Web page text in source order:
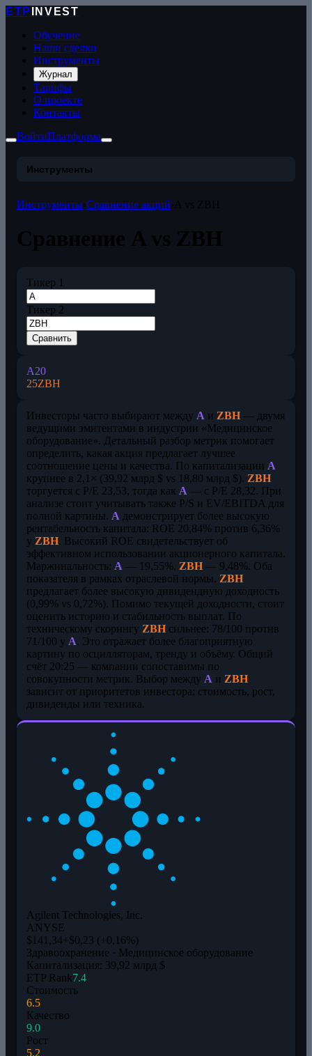
ETP
INVEST
Обучение
Наши сделки
Инструменты
Журнал
Тарифы
О проекте
Контакты
ВойтиПлатформа
Инструменты
Инструменты Сравнение акций
Тикер 1
Тикер 2
Сравнить
A20
25ZBH
Инвесторы часто выбирают между A и ZBH— двумя
ведущими эмитентами в индустрии «Медицинское
оборудование». Детальный разбор метрик помогает
определить, какая акция предлагает лучшее
соотношение цены и качества. По капитализации A
крупнее в 2,1× (39,92 млрд $ vs 18,80 млрд $). ZBH
торгуется с P/E 23,53, тогда как A — с P/E 28,32. При
анализе стоит учитывать также P/S и EV/EBITDA для
полной картины. A демонстрирует более высокую
рентабельность капитала: ROE 20,84% против 6,36%
у ZBH. Высокий ROE свидетельствует об
эффективном использовании акционерного капитала.
Маржинальность: A — 19,55%, ZBH— 9,48%. Оба
показателя в рамках отраслевой нормы. ZBH
предлагает более высокую дивидендную доходность
(0,99% vs 0,72%). Помимо текущей доходности, стоит
оценить историю и стабильность выплат. По
техническому скорингу ZBHсильнее: 78/100 против
71/100 у A. Это отражает более благоприятную
картину по осцилляторам, тренду и объёму. Общий
счёт 20:25 — компании сопоставимы по
совокупности метрик. Выбор между A и ZBH
зависит от приоритетов инвестора: стоимость, рост,
дивиденды или техника.
Agilent Technologies, Inc.
ANYSE
$141,34+$0,23 (+0,16%)
Здравоохранение · Медицинское оборудование
Капитализация: 39,92 млрд $
ETP Rank7.4
Стоимость
6.5
Качество
9.0
Рост
5.2